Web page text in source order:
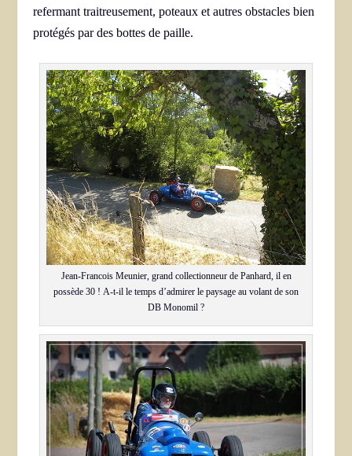
refermant traitreusement, poteaux et autres obstacles bien
protégés par des bottes de paille.
Jean-Francois Meunier, grand collectionneur de Panhard, il en
possède 30 ! A-t-il le temps d’admirer le paysage au volant de son
DB Monomil ?